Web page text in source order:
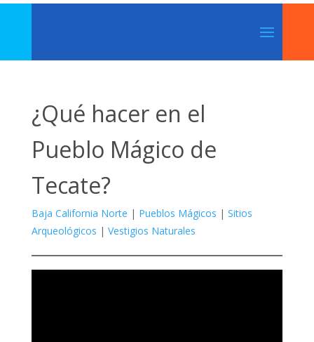
¿Qué hacer en el
Pueblo Mágico de
Tecate?
Baja California Norte | Pueblos Mágicos | Sitios
Arqueológicos | Vestigios Naturales